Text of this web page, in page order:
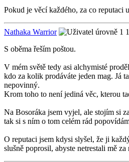
Pokud je věcí každého, za co reputaci
Nathaka Warrior
S oběma řeším poštou.
V mém světě tedy asi alchymisté
kdo za kolik prodáváte jeden mag. Já
nepovinný.
Krom toho to není jediná věc, kterou
Na Bosoráka jsem vyjel, ale stojím si
tak si s ním o tom celém rád
O reputaci jsem kdysi slyšel, že ji
slušně poprosil, abyste netrestali mě